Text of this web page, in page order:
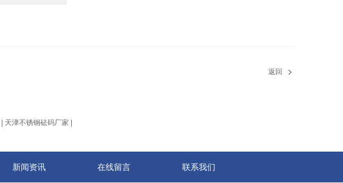
返回
天津不锈钢砝码厂家
新闻资讯 在线留言 联系我们